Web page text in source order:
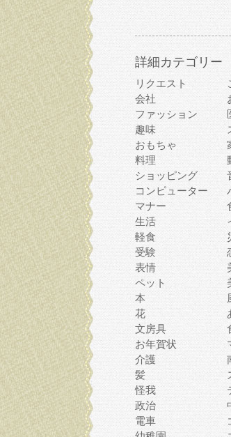
詳細カテゴリー
リクエスト
会社
ファッション
趣味
おもちゃ
料理
ショッピング
コンピューター
マナー
生活
軽食
受験
表情
ペット
本
花
文房具
お年賀状
介護
髪
怪我
政治
電車